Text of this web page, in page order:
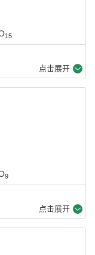
15
点击展开
9
点击展开